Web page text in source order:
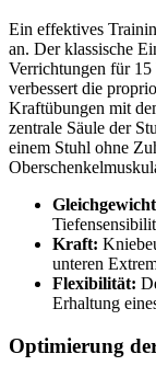
Ein effektives
an. Der klassische
Verrichtungen für 15
verbessert die
Kraftübungen mit
zentrale Säule der
einem Stuhl ohne
Kraft:
unteren
Flexibilität:
Erhaltung
Optimierung